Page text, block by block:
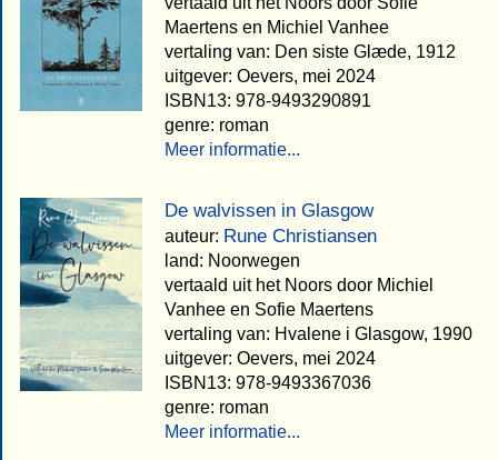
Maertens en Michiel Vanhee
vertaling van: Den siste Glæde, 1912
uitgever: Oevers, mei 2024
ISBN13: 978-9493290891
genre: roman
Meer informatie...
De walvissen in Glasgow
auteur: Rune Christiansen
land: Noorwegen
vertaald uit het Noors door Michiel
Vanhee en Sofie Maertens
vertaling van: Hvalene i Glasgow, 1990
uitgever: Oevers, mei 2024
ISBN13: 978-9493367036
genre: roman
Meer informatie...